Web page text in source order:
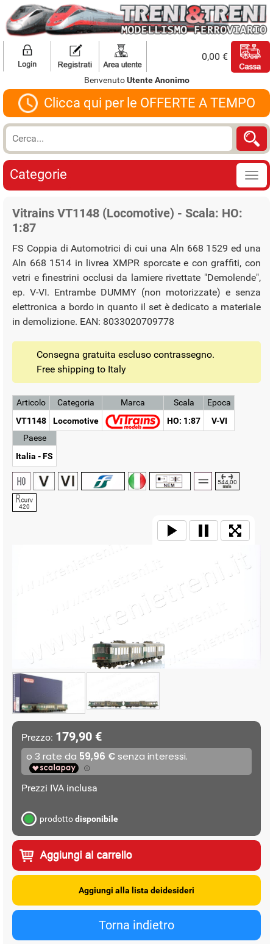
0,00 €
BenvenutoUtente Anonimo
Clicca qui per le OFFERTE A TEMPO
Categorie
Vitrains VT1148 (Locomotive) - Scala: HO:
1:87
FS Coppia di Automotrici di cui una Aln 668 1529 ed una
Aln 668 1514 in livrea XMPR sporcate e con graffiti, con
vetri e finestrini occlusi da lamiere rivettate "Demolende",
ep. V-VI. Entrambe DUMMY (non motorizzate) e senza
elettronica a bordo in quanto il set è dedicato a materiale
in demolizione. EAN: 8033020709778
Consegna gratuita escluso contrassegno.
Free shipping to Italy
Articolo
VT1148
Categoria
Locomotive
Marca
Scala
HO: 1:87
Epoca
V-VI
Paese
Italia - FS
544,00
420
Prezzo: 179,90 €
Prezzi IVA inclusa
prodottodisponibile